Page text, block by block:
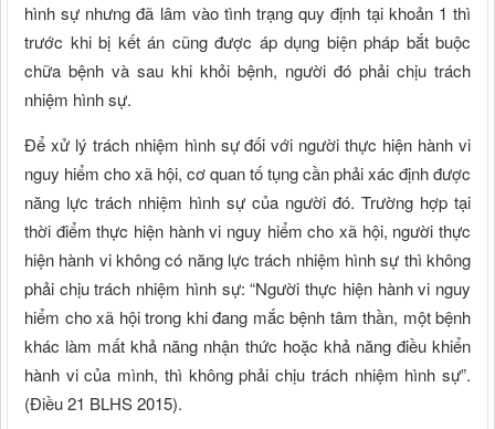
hình sự nhưng đã lâm vào tình trạng quy định tại khoản 1 thì
trước khi bị kết án cũng được áp dụng biện pháp bắt buộc
chữa bệnh và sau khi khỏi bệnh, người đó phải chịu trách
nhiệm hình sự.
Để xử lý trách nhiệm hình sự đối với người thực hiện hành vi
nguy hiểm cho xã hội, cơ quan tố tụng cần phải xác định được
năng lực trách nhiệm hình sự của người đó. Trường hợp tại
thời điểm thực hiện hành vi nguy hiểm cho xã hội, người thực
hiện hành vi không có năng lực trách nhiệm hình sự thì không
phải chịu trách nhiệm hình sự: “Người thực hiện hành vi nguy
hiểm cho xã hội trong khi đang mắc bệnh tâm thần, một bệnh
khác làm mất khả năng nhận thức hoặc khả năng điều khiển
hành vi của mình, thì không phải chịu trách nhiệm hình sự”.
(Điều 21 BLHS 2015).